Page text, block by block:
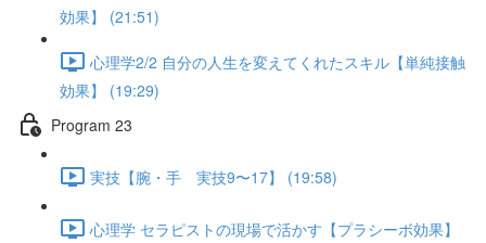
効果】 (21:51)
心理学2/2 自分の人生を変えてくれたスキル【単純接触
効果】 (19:29)
Program 23
実技【腕・手 実技9〜17】 (19:58)
心理学 セラピストの現場で活かす【プラシーボ効果】